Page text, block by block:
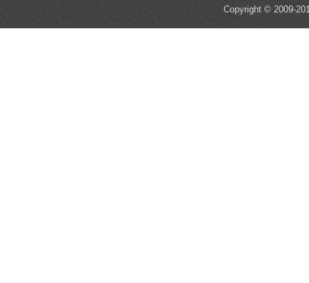
Copyright © 2009-